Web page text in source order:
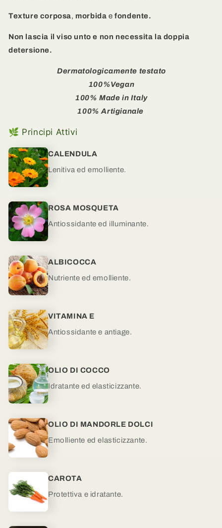
Rosa
e
Albicocca
Rosa
e
Texture corposa, morbida efondente.
Non lascia il viso unto e non necessita la doppia
detersione.
Dermatologicamente testato
100%Vegan
100% Made in Italy
100% Artigianale
🌿 Principi Attivi
CALENDULA
Lenitiva ed emolliente.
ROSA MOSQUETA
Antiossidante ed illuminante.
ALBICOCCA
Nutriente ed emolliente.
VITAMINA E
Antiossidante e antiage.
OLIO DI COCCO
Idratante ed elasticizzante.
OLIO DI MANDORLE DOLCI
Emolliente ed elasticizzante.
CAROTA
Protettiva e idratante.